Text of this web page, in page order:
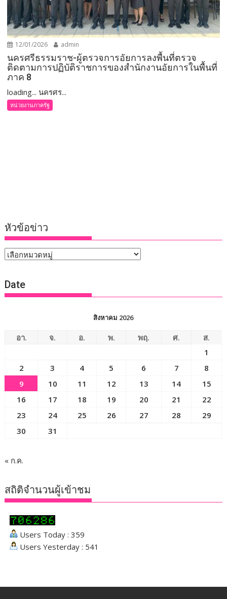
12/01/2026 admin
นครศรีธรรมราช-ผู้ตรวจการอัยการลงพื้นที่ตรวจ
ติดตามการปฏิบัติราชการของสำนักงานอัยการในพื้นที่
ภาค 8
loading... นครศร...
หน่วยงานภาครัฐ
หัวข้อข่าว
หัวข้อ
Date
สิงหาคม 2026
อา. จ. อ. พ. พฤ. ศ.
ส.
1
2
3 4 5 6 7
8
9
10 11 12 13 14
15
16
17 18 19 20 21
22
23
24 25 26 27 28
29
30
31
« ก.ค.
สถิติจำนวนผู้เข้าชม
Users Today : 359
Users Yesterday : 541